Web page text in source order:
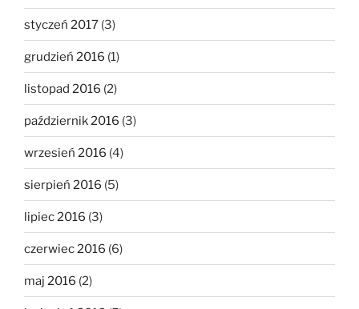
styczeń 2017 (3)
grudzień 2016 (1)
listopad 2016 (2)
październik 2016 (3)
wrzesień 2016 (4)
sierpień 2016 (5)
lipiec 2016 (3)
czerwiec 2016 (6)
maj 2016 (2)